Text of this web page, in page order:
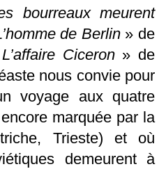
bourreaux meurent
de Berlin» de
L’affaire Ciceron» de
nous convie pour
voyage aux quatre
marquée par la
Trieste) et où
demeurent à